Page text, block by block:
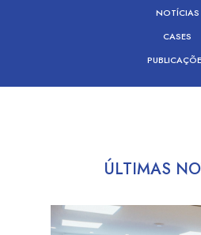
NOTÍCIAS
CASES
ÚLTIMAS